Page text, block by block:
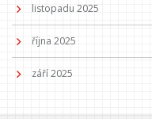
listopadu 2025
října 2025
září 2025